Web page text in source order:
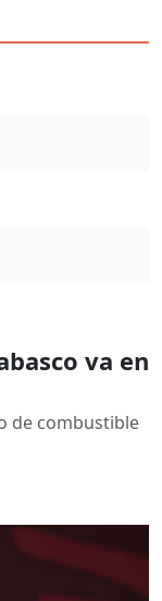
va en
de combustible